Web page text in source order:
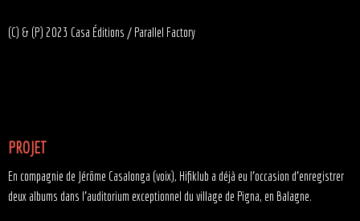
(C) & (P) 2023 Casa Éditions / Parallel Factory
PROJET
En compagnie de Jérôme Casalonga (voix), Hifiklub a déjà eu l’occasion d’enregistrer
deux albums dans l’auditorium exceptionnel du village de Pigna, en Balagne.